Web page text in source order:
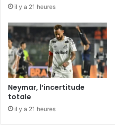
il y a 21 heures
Neymar, l’incertitude
totale
il y a 21 heures